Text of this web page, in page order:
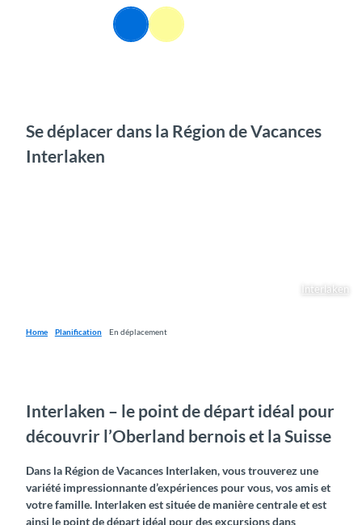
Recherche
Menu
Interlaken
Se déplacer dans la Région de Vacances
Interlaken
Home Planification En déplacement
Interlaken – le point de départ idéal pour
découvrir l’Oberland bernois et la Suisse
Dans la Région de Vacances Interlaken, vous trouverez une
variété impressionnante d’expériences pour vous, vos amis et
votre famille. Interlaken est située de manière centrale et est
ainsi le point de départ idéal pour des excursions dans